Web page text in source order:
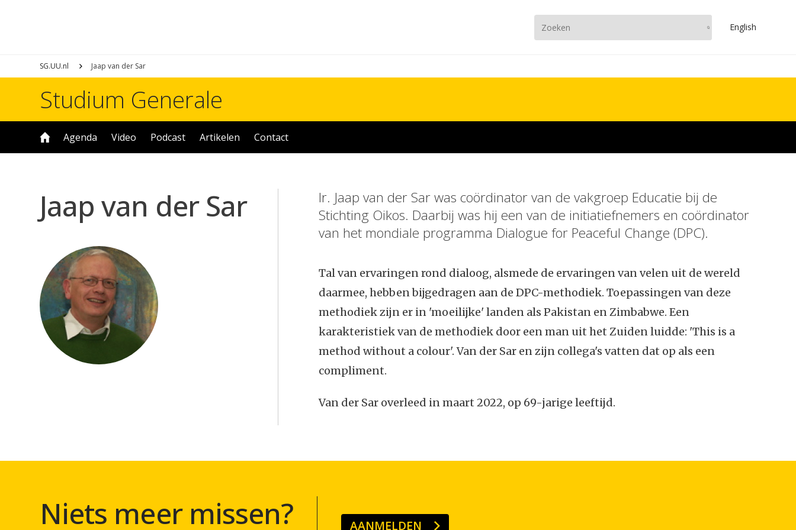
English
SG.UU.nl Jaap van der Sar
Studium Generale
Agenda Video Podcast Artikelen Contact
Jaap van der Sar
Ir. Jaap van der Sar was coördinator van de vakgroep Educatie bij de
Stichting Oikos. Daarbij was hij een van de initiatiefnemers en coördinator
van het mondiale programma Dialogue for Peaceful Change (DPC).
Tal van ervaringen rond dialoog, alsmede de ervaringen van velen uit de wereld
daarmee, hebben bijgedragen aan de DPC-methodiek. Toepassingen van deze
methodiek zijn er in 'moeilijke' landen als Pakistan en Zimbabwe. Een
karakteristiek van de methodiek door een man uit het Zuiden luidde: 'This is a
method without a colour'. Van der Sar en zijn collega's vatten dat op als een
compliment.
Van der Sar overleed in maart 2022, op 69-jarige leeftijd.
Niets meer missen? AANMELDEN